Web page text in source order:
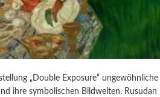
„Double Exposure“ ungewöhnliche
ihre symbolischen Bildwelten. Rusudan